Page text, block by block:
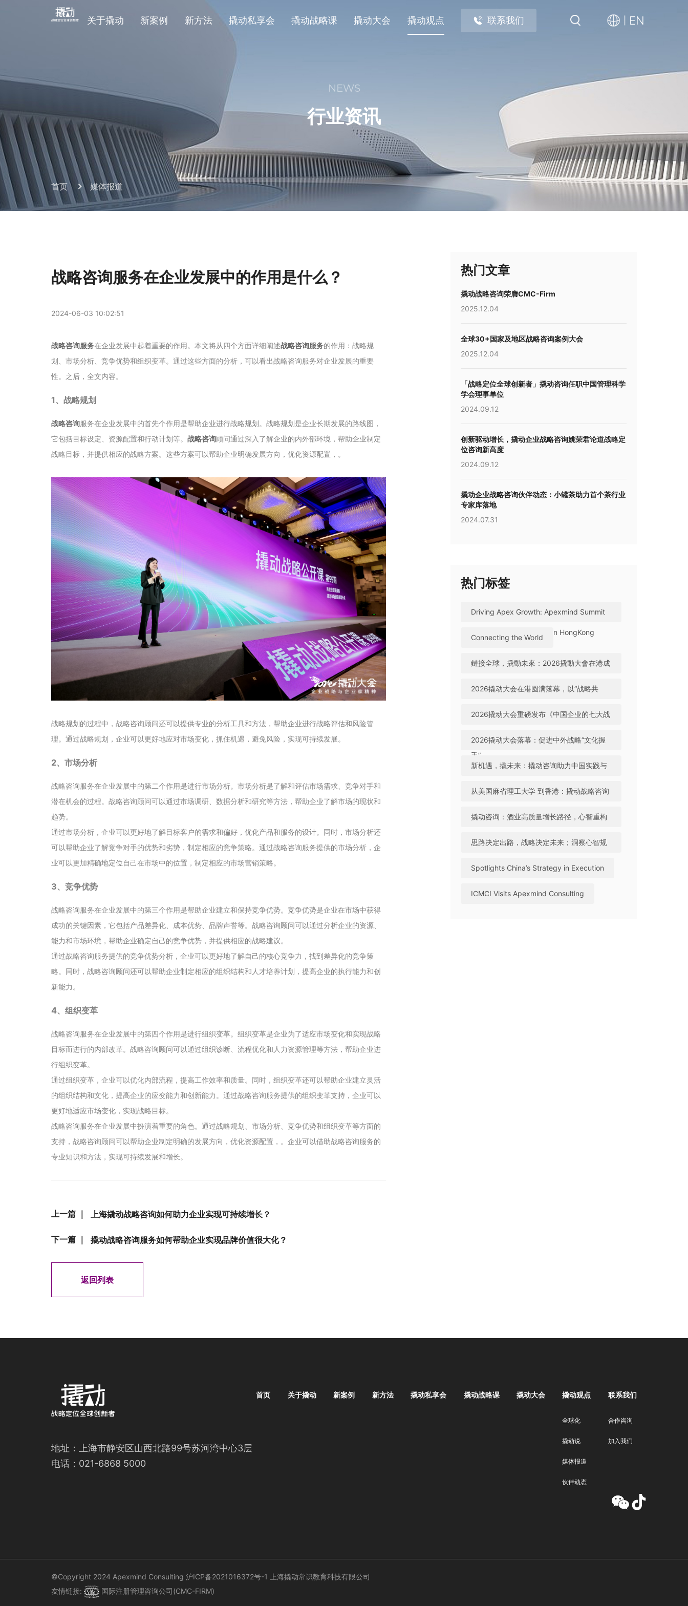
关于撬动 新案例 新方法 撬动私享会 撬动战略课 撬动大会 撬动观点 联系我们 EN
NEWS
行业资讯
首页 媒体报道
战略咨询服务在企业发展中的作用是什么？
2024-06-03 10:02:51
战略咨询服务在企业发展中起着重要的作用。本文将从四个方面详细阐述战略咨询服务的作用：战略规
划、市场分析、竞争优势和组织变革。通过这些方面的分析，可以看出战略咨询服务对企业发展的重要
性。之后，全文内容。
1、战略规划
战略咨询服务在企业发展中的首先个作用是帮助企业进行战略规划。战略规划是企业长期发展的路线图，
它包括目标设定、资源配置和行动计划等。 战略咨询顾问通过深入了解企业的内外部环境，帮助企业制定
战略目标，并提供相应的战略方案。这些方案可以帮助企业明确发展方向，优化资源配置，。
战略规划的过程中，战略咨询顾问还可以提供专业的分析工具和方法，帮助企业进行战略评估和风险管
理。通过战略规划，企业可以更好地应对市场变化，抓住机遇，避免风险，实现可持续发展。
2、市场分析
战略咨询服务在企业发展中的第二个作用是进行市场分析。市场分析是了解和评估市场需求、竞争对手和
潜在机会的过程。战略咨询顾问可以通过市场调研、数据分析和研究等方法，帮助企业了解市场的现状和
趋势。
通过市场分析，企业可以更好地了解目标客户的需求和偏好，优化产品和服务的设计。同时，市场分析还
可以帮助企业了解竞争对手的优势和劣势，制定相应的竞争策略。通过战略咨询服务提供的市场分析，企
业可以更加精确地定位自己在市场中的位置，制定相应的市场营销策略。
3、竞争优势
战略咨询服务在企业发展中的第三个作用是帮助企业建立和保持竞争优势。竞争优势是企业在市场中获得
成功的关键因素，它包括产品差异化、成本优势、品牌声誉等。战略咨询顾问可以通过分析企业的资源、
能力和市场环境，帮助企业确定自己的竞争优势，并提供相应的战略建议。
通过战略咨询服务提供的竞争优势分析，企业可以更好地了解自己的核心竞争力，找到差异化的竞争策
略。同时，战略咨询顾问还可以帮助企业制定相应的组织结构和人才培养计划，提高企业的执行能力和创
新能力。
4、组织变革
战略咨询服务在企业发展中的第四个作用是进行组织变革。组织变革是企业为了适应市场变化和实现战略
目标而进行的内部改革。战略咨询顾问可以通过组织诊断、流程优化和人力资源管理等方法，帮助企业进
行组织变革。
通过组织变革，企业可以优化内部流程，提高工作效率和质量。同时，组织变革还可以帮助企业建立灵活
的组织结构和文化，提高企业的应变能力和创新能力。通过战略咨询服务提供的组织变革支持，企业可以
更好地适应市场变化，实现战略目标。
战略咨询服务在企业发展中扮演着重要的角色。通过战略规划、市场分析、竞争优势和组织变革等方面的
支持，战略咨询顾问可以帮助企业制定明确的发展方向，优化资源配置，。企业可以借助战略咨询服务的
专业知识和方法，实现可持续发展和增长。
上一篇 ｜ 上海撬动战略咨询如何助力企业实现可持续增长？
下一篇 ｜ 撬动战略咨询服务如何帮助企业实现品牌价值很大化？
返回列表
热门文章
撬动战略咨询荣膺CMC-Firm
2025.12.04
全球30+国家及地区战略咨询案例大会
2025.12.04
「战略定位全球创新者」撬动咨询任职中国管理科学
学会理事单位
2024.09.12
创新驱动增长，撬动企业战略咨询姚荣君论道战略定
位咨询新高度
2024.09.12
撬动企业战略咨询伙伴动态：小罐茶助力首个茶行业
专家库落地
2024.07.31
热门标签
Driving Apex Growth: Apexmind Summit
2026 Successfully Held in HongKong
Connecting the World
鏈接全球，撬動未來：2026撬動大會在港成
功舉辦
2026撬动大会在港圆满落幕，以“战略共
生”引领中国咨询迈向全球高地
2026撬动大会重磅发布《中国企业的七大战
略机遇》，助力中国实践与世界视野“文化握
手”
2026撬动大会落幕：促进中外战略“文化握
手”，共建全球咨询生态
新机遇，撬未来：撬动咨询助力中国实践与
世界视野“文化握手”
从美国麻省理工大学 到香港：撬动战略咨询
引领中国咨询站上全球行业高地
撬动咨询：酒业高质量增长路径，心智重构
成破局关键
思路决定出路，战略决定未来；洞察心智规
Spotlights China’s Strategy in Execution
ICMCI Visits Apexmind Consulting
地址：上海市静安区山西北路99号苏河湾中心3层
电话：021-6868 5000
首页 关于撬动 新案例 新方法 撬动私享会 撬动战略课 撬动大会 撬动观点
全球化
撬动说
媒体报道
伙伴动态
联系我们
合作咨询
加入我们
©️Copyright 2024 Apexmind Consulting 沪ICP备2021016372号-1
上海撬动常识教育科技有限公司
友情链接:
国际注册管理咨询公司(CMC-FIRM)